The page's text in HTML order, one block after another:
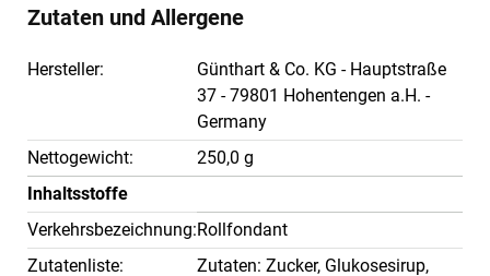
Zutaten und Allergene
Hersteller:
Günthart & Co. KG - Hauptstraße
37 - 79801 Hohentengen a.H. -
Germany
Nettogewicht:
250,0 g
Inhaltsstoffe
Verkehrsbezeichnung:Rollfondant
Zutatenliste:
Zutaten: Zucker, Glukosesirup,